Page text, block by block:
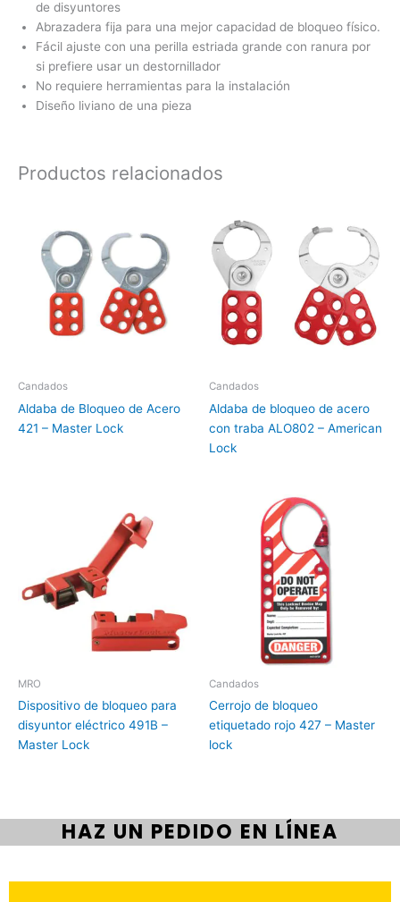
de disyuntores
Abrazadera fija para una mejor capacidad de bloqueo físico.
Fácil ajuste con una perilla estriada grande con ranura por
si prefiere usar un destornillador
No requiere herramientas para la instalación
Diseño liviano de una pieza
Productos relacionados
Candados
Aldaba de Bloqueo de Acero
421 – Master Lock
Candados
Aldaba de bloqueo de acero
con traba ALO802 – American
Lock
MRO
Dispositivo de bloqueo para
disyuntor eléctrico 491B –
Master Lock
Candados
Cerrojo de bloqueo
etiquetado rojo 427 – Master
lock
HAZ UN PEDIDO EN LÍNEA